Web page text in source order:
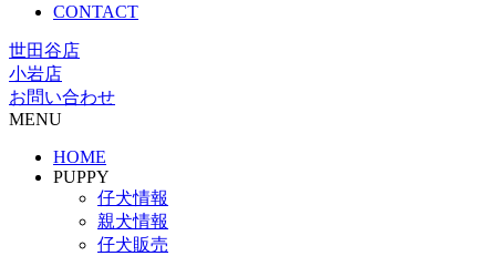
CONTACT
世田谷店
小岩店
お問い合わせ
MENU
HOME
PUPPY
仔犬情報
親犬情報
仔犬販売